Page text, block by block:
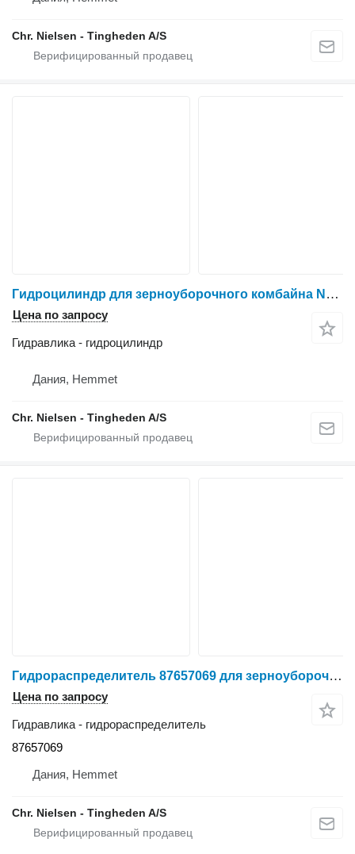
Chr. Nielsen - Tingheden A/S
Гидроцилиндр для зерноуборочного комбайна New Holland TX65
Цена по запросу
Гидравлика - гидроцилиндр
Дания, Hemmet
Chr. Nielsen - Tingheden A/S
Гидрораспределитель 87657069 для зерноуборочного комбайна New Holland CR9090
Цена по запросу
Гидравлика - гидрораспределитель
87657069
Дания, Hemmet
Chr. Nielsen - Tingheden A/S